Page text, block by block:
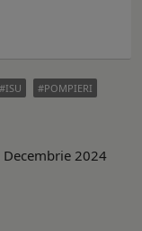
ISU
POMPIERI
2024